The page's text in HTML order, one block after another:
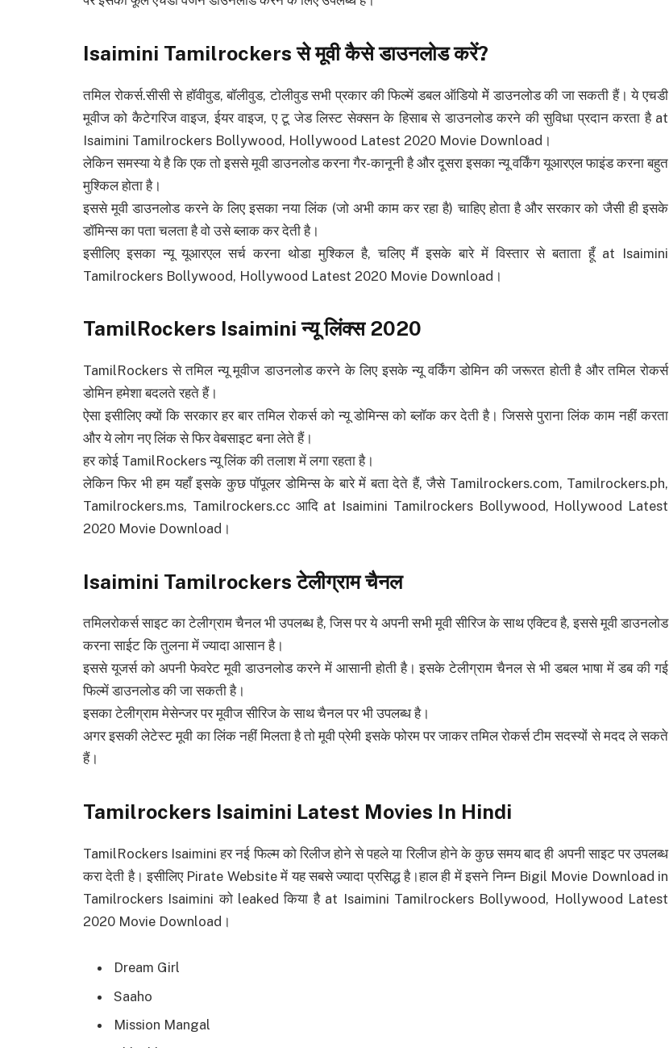
Isaimini Tamilrockersसे मूवी कैसे डाउनलोड करें?
तमिल रोकर्स.सीसी से हॉवीवुड, बॉलीवुड, टोलीवुड सभी प्रकार की फिल्में डबल ऑडियो मेें डाउनलोड की जा सकती हैं। ये एचडी
मूवीज को कैटेगरिज वाइज, ईयर वाइज, ए टू जेड लिस्ट सेक्सन के हिसाब से डाउनलोड करने की सुविधा प्रदान करता है at
Isaimini Tamilrockers Bollywood, Hollywood Latest 2020 Movie Download।
लेकिन समस्या ये है कि एक तो इससे मूवी डाउनलोड करना गैर-कानूनी है और दूसरा इसका न्यू वर्किंग यूआरएल फाइंड करना बहुत
मुश्किल होता है।
इससे मूवी डाउनलोड करने के लिए इसका नया लिंक (जो अभी काम कर रहा है) चाहिए होता है और सरकार को जैसी ही इसके
डॉमिन्स का पता चलता है वो उसे ब्लाक कर देती है।
इसीलिए इसका न्यू यूआरएल सर्च करना थोडा मुश्किल है, चलिए मैं इसके बारे में विस्तार से बताता हूँ at Isaimini
Tamilrockers Bollywood, Hollywood Latest 2020 Movie Download।
TamilRockers Isaiminiन्यू लिंक्स 2020
TamilRockers से तमिल न्यू मूवीज डाउनलोड करने के लिए इसके न्यू वर्किंग डोमिन की जरूरत होती है और तमिल रोकर्स
डोमिन हमेशा बदलते रहते हैं।
ऐसा इसीलिए क्यों कि सरकार हर बार तमिल रोकर्स को न्यू डोमिन्स को ब्लॉक कर देती है। जिससे पुराना लिंक काम नहीं करता
और ये लोग नए लिंक से फिर वेबसाइट बना लेते हैं।
हर कोई TamilRockers न्यू लिंक की तलाश में लगा रहता है।
लेकिन फिर भी हम यहाँ इसके कुछ पॉपूलर डोमिन्स के बारे में बता देते हैं, जैसे Tamilrockers.com, Tamilrockers.ph,
Tamilrockers.ms, Tamilrockers.cc आदि at Isaimini Tamilrockers Bollywood, Hollywood Latest
2020 Movie Download।
Isaimini Tamilrockersटेलीग्राम चैनल
तमिलरोकर्स साइट का टेलीग्राम चैनल भी उपलब्ध है, जिस पर ये अपनी सभी मूवी सीरिज के साथ एक्टिव है, इससे मूवी डाउनलोड
करना साईट कि तुलना में ज्यादा आसान है।
इससे यूजर्स को अपनी फेवरेट मूवी डाउनलोड करने में आसानी होती है। इसके टेलीग्राम चैनल से भी डबल भाषा में डब की गई
फिल्में डाउनलोड की जा सकती है।
इसका टेलीग्राम मेसेन्जर पर मूवीज सीरिज के साथ चैनल पर भी उपलब्ध है।
अगर इसकी लेटेस्ट मूवी का लिंक नहीं मिलता है तो मूवी प्रेमी इसके फोरम पर जाकर तमिल रोकर्स टीम सदस्यों से मदद ले सकते
हैं।
Tamilrockers Isaimini Latest Movies In Hindi
TamilRockers Isaimini हर नई फिल्म को रिलीज होने से पहले या रिलीज होने के कुछ समय बाद ही अपनी साइट पर उपलब्ध
करा देती है। इसीलिए Pirate Website में यह सबसे ज्यादा प्रसिद्ध है।हाल ही में इसने निम्न Bigil Movie Download in
Tamilrockers Isaimini को leaked किया है at Isaimini Tamilrockers Bollywood, Hollywood Latest
2020 Movie Download।
Dream Girl
Saaho
Mission Mangal